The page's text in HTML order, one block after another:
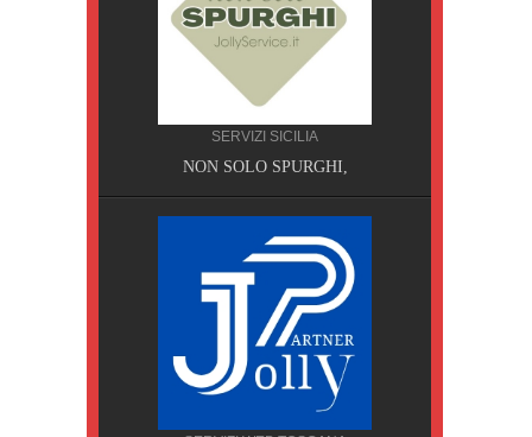
SERVIZI SICILIA
NON SOLO SPURGHI,